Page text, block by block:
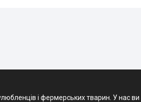
і фермерських тварин. У нас ви